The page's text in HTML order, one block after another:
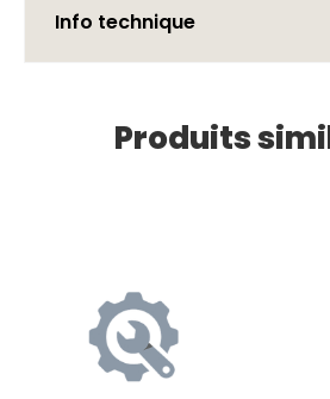
Info technique
Produits